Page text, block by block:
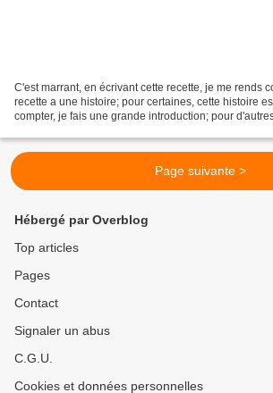
C'est marrant, en écrivant cette recette, je me rends
recette a une histoire; pour certaines, cette histoire
compter, je fais une grande introduction; pour
Page suivante >
Hébergé par Overblog
Top articles
Pages
Contact
Signaler un abus
C.G.U.
Cookies et données personnelles